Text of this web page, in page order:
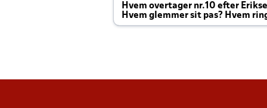
Hvem overtager nr.10 efter
Hvem glemmer sit pas? Hvem
Joachim altid til efter kampe?